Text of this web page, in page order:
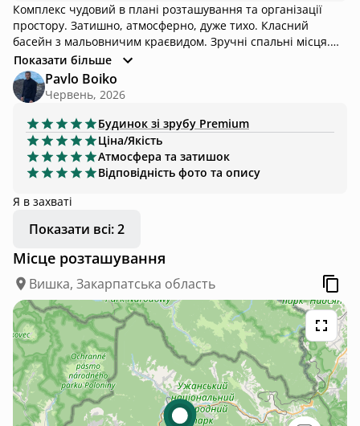
Комплекс чудовий в плані розташування та організації
простору. Затишно, атмосферно, дуже тихо. Класний
басейн з мальовничим краєвидом. Зручні спальні місця.
Приємний власник. З мінусів- харчування в ціну не
входить, та і дозамовити щось можна хіба у період
активного сезону, їжу та всі косметичні засоби потрібно
привезти з собою, бо поряд дуже бідненький магазин з
обмеженим вибором продуктів. Взагалі, все треба мати з
собою, бо докупити щось майже нереально.
Показати більше
Pavlo Boiko
Червень, 2026
Будинок зі зрубу Premium
Ціна/Якість
Атмосфера та затишок
Відповідність фото та опису
Я в захваті
Показати всі: 2
Місце розташування
Вишка, Закарпатська область